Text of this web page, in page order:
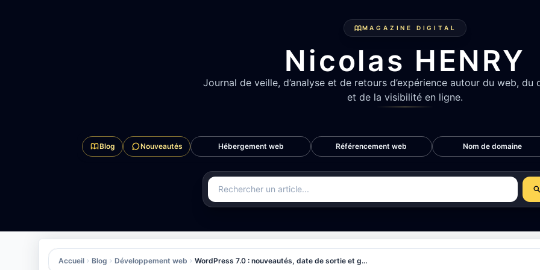
MAGAZINE DIGITAL
Nicolas HENRY
Journal de veille, d’analyse et de retours d’expérience autour du web, du
et de la visibilité en ligne.
Blog Nouveautés Hébergement web Référencement web Nom de domaine
Rechercher dans les articles
Accueil Blog Développement web WordPress 7.0 : nouveautés, date de sortie et guide de mise à jour
2. Pourquoi WordPress 7.0 est une version importante